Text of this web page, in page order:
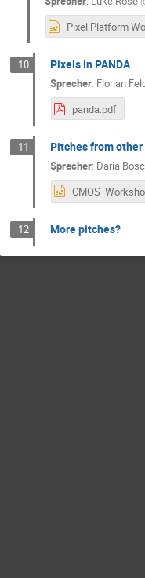
10 Pixels in PANDA
Sprecher: Florian
panda.pdf
11 Pitches from
Sprecher: Daria
12 More pitches?